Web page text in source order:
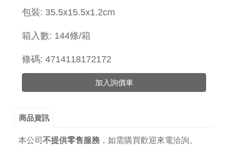
包裝: 35.5x15.5x1.2cm
箱入數: 144條/箱
條碼: 4714118172172
加入詢價車
商品資訊
本公司 不提供零售服務， 如需購買歡迎來電洽詢。